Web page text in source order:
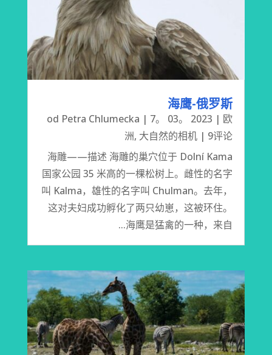
海鹰-俄罗斯
od Petra Chlumecka | 7。 03。 2023 | 欧
洲, 大自然的相机 | 9评论
海雕——描述 海雕的巢穴位于 Dolní Kama
国家公园 35 米高的一棵松树上。雌性的名字
叫 Kalma，雄性的名字叫 Chulman。去年，
这对夫妇成功孵化了两只幼崽，这被环住。
海鹰是猛禽的一种，来自...